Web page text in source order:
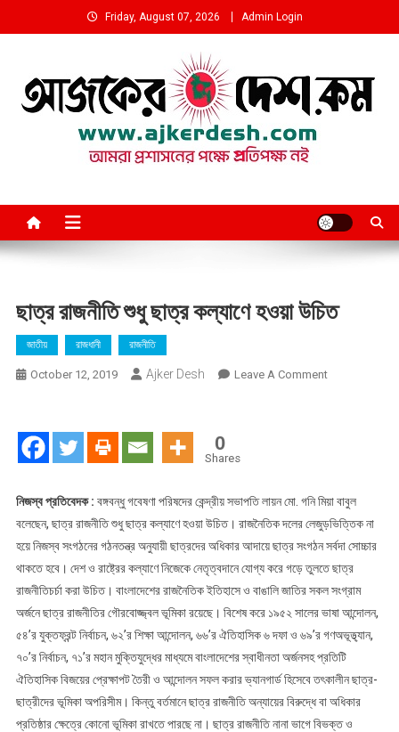
to
Friday, August 07, 2026 Admin Login
ছাত্র রাজনীতি শুধু ছাত্র কল্যাণে হওয়া উচিত
জাতীয় রাজধানী রাজনীতি
October 12, 2019 Ajker Desh Leave A CommentOn
হওয়া
উচিত
0
Shares
নিজস্ব প্রতিবেদক : বঙ্গবন্ধু গবেষণা পরিষদের কেন্দ্রীয় সভাপতি লায়ন মো. গনি মিয়া বাবুল
বলেছেন, ছাত্র রাজনীতি শুধু ছাত্র কল্যাণে হওয়া উচিত। রাজনৈতিক দলের লেজুড়ভিত্তিক না
হয়ে নিজস্ব সংগঠনের গঠনতন্ত্র অনুযায়ী ছাত্রদের অধিকার আদায়ে ছাত্র সংগঠন সর্বদা সোচ্চার
থাকতে হবে। দেশ ও রাষ্ট্রের কল্যাণে নিজেকে নেতৃত্বদানে যোগ্য করে গড়ে তুলতে ছাত্র
রাজনীতিচর্চা করা উচিত। বাংলাদেশের রাজনৈতিক ইতিহাসে ও বাঙালি জাতির সকল সংগ্রাম
অর্জনে ছাত্র রাজনীতির গৌরবোজ্জ্বল ভূমিকা রয়েছে। বিশেষ করে ১৯৫২ সালের ভাষা আন্দোলন,
৫৪’র যুক্তফ্রন্ট নির্বাচন, ৬২’র শিক্ষা আন্দোলন, ৬৬’র ঐতিহাসিক ৬ দফা ও ৬৯’র গণঅভূত্থ্যান,
৭০’র নির্বাচন, ৭১’র মহান মুক্তিযুদ্ধের মাধ্যমে বাংলাদেশের স্বাধীনতা অর্জনসহ প্রতিটি
ঐতিহাসিক বিজয়ের প্রেক্ষাপট তৈরী ও আন্দোলন সফল করার ভ্যানগার্ড হিসেবে তৎকালীন ছাত্র-
ছাত্রীদের ভূমিকা অপরিসীম। কিন্তু বর্তমানে ছাত্র রাজনীতি অন্যায়ের বিরুদ্ধে বা অধিকার
প্রতিষ্ঠার ক্ষেত্রে কোনো ভূমিকা রাখতে পারছে না। ছাত্র রাজনীতি নানা ভাগে বিভক্ত ও